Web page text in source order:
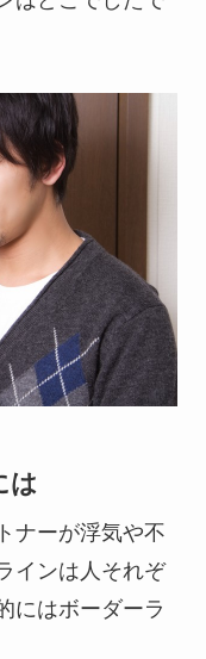
は
ナーが浮気や不
インは人それぞ
にはボーダーラ